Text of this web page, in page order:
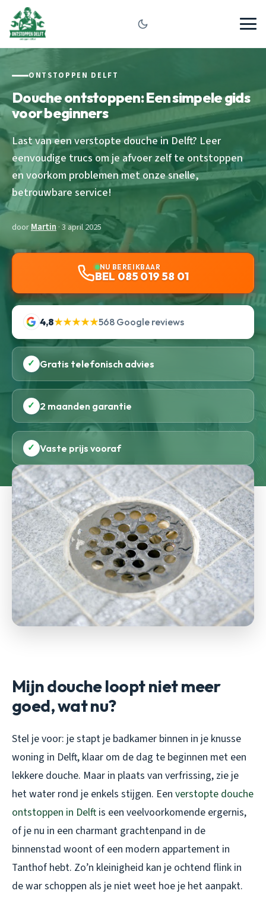
ONTSTOPPEN DELFT
Douche ontstoppen: Een simpele gids
voor beginners
Last van een verstopte douche in Delft? Leer
eenvoudige trucs om je afvoer zelf te ontstoppen
en voorkom problemen met onze snelle,
betrouwbare service!
doorMartin · 3 april 2025
NU BEREIKBAAR
BEL 085 019 58 01
4,8★★★★★568 Google reviews
✓ Gratis telefonisch advies
✓ 2 maanden garantie
✓ Vaste prijs vooraf
Mijn douche loopt niet meer
goed, wat nu?
Stel je voor: je stapt je badkamer binnen in je knusse
woning in Delft, klaar om de dag te beginnen met een
lekkere douche. Maar in plaats van verfrissing, zie je
het water rond je enkels stijgen. Een verstopte douche
ontstoppen in Delftis een veelvoorkomende ergernis,
of je nu in een charmant grachtenpand in de
binnenstad woont of een modern appartement in
Tanthof hebt. Zo’n kleinigheid kan je ochtend flink in
de war schoppen als je niet weet hoe je het aanpakt.